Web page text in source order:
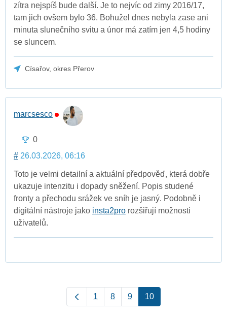
zítra nejspíš bude další. Je to nejvíc od zimy 2016/17,
tam jich ovšem bylo 36. Bohužel dnes nebyla zase ani
minuta slunečního svitu a únor má zatím jen 4,5 hodiny
se sluncem.
Císařov, okres Přerov
marcsesco
0
# 26.03.2026, 06:16
Toto je velmi detailní a aktuální předpověď, která dobře
ukazuje intenzitu i dopady sněžení. Popis studené
fronty a přechodu srážek ve sníh je jasný. Podobně i
digitální nástroje jako insta2pro rozšiřují možnosti
uživatelů.
1 8 9 10